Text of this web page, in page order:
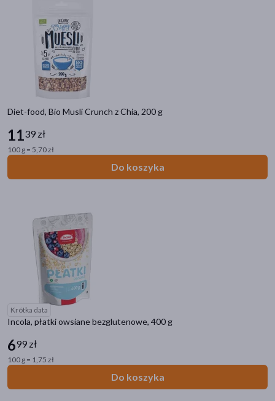
Diet-food, Bio Musli Crunch z Chia, 200 g
1139 zł
100 g = 5,70 zł
Do koszyka
Krótka data
Incola, płatki owsiane bezglutenowe, 400 g
699 zł
100 g = 1,75 zł
Do koszyka